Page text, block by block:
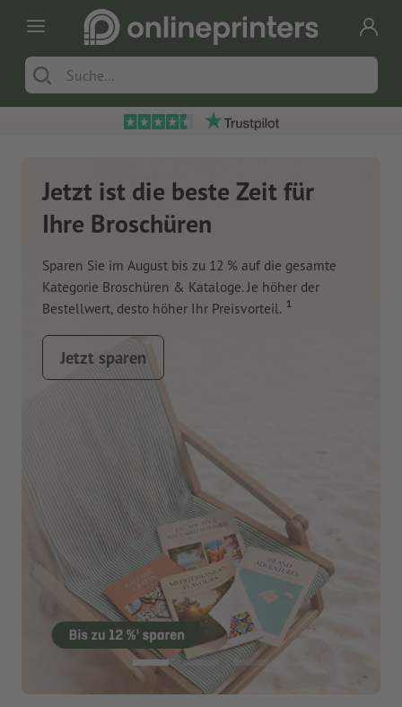
Jetzt ist die beste Zeit für
Ihre Broschüren
Sparen Sie im August bis zu 12 % auf die gesamte
Kategorie Broschüren & Kataloge. Je höher der
Bestellwert, desto höher Ihr Preisvorteil. 1
Jetzt sparen